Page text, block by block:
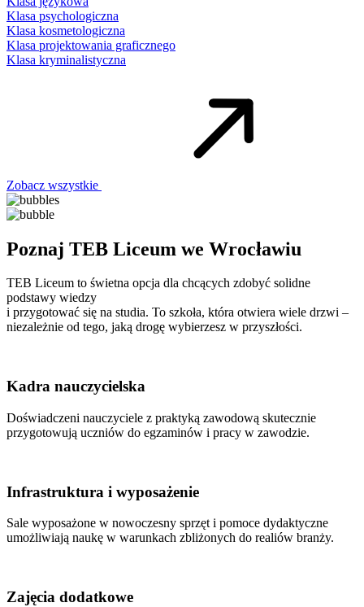
Klasa psychologiczna
Klasa kosmetologiczna
Klasa projektowania graficznego
Klasa kryminalistyczna
Zobacz wszystkie
Poznaj TEB Liceum we Wrocławiu
TEB Liceum to świetna opcja dla chcących zdobyć solidne
podstawy wiedzy
i przygotować się na studia. To szkoła, która otwiera wiele drzwi –
niezależnie od tego, jaką drogę wybierzesz w przyszłości.
Kadra nauczycielska
Doświadczeni nauczyciele z praktyką zawodową skutecznie
przygotowują uczniów do egzaminów i pracy w zawodzie.
Infrastruktura i wyposażenie
Sale wyposażone w nowoczesny sprzęt i pomoce dydaktyczne
umożliwiają naukę w warunkach zbliżonych do realiów branży.
Zajęcia dodatkowe